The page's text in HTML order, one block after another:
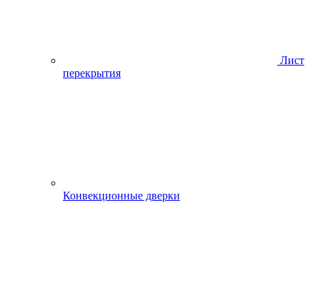
Лист
перекрытия
Конвекционные дверки